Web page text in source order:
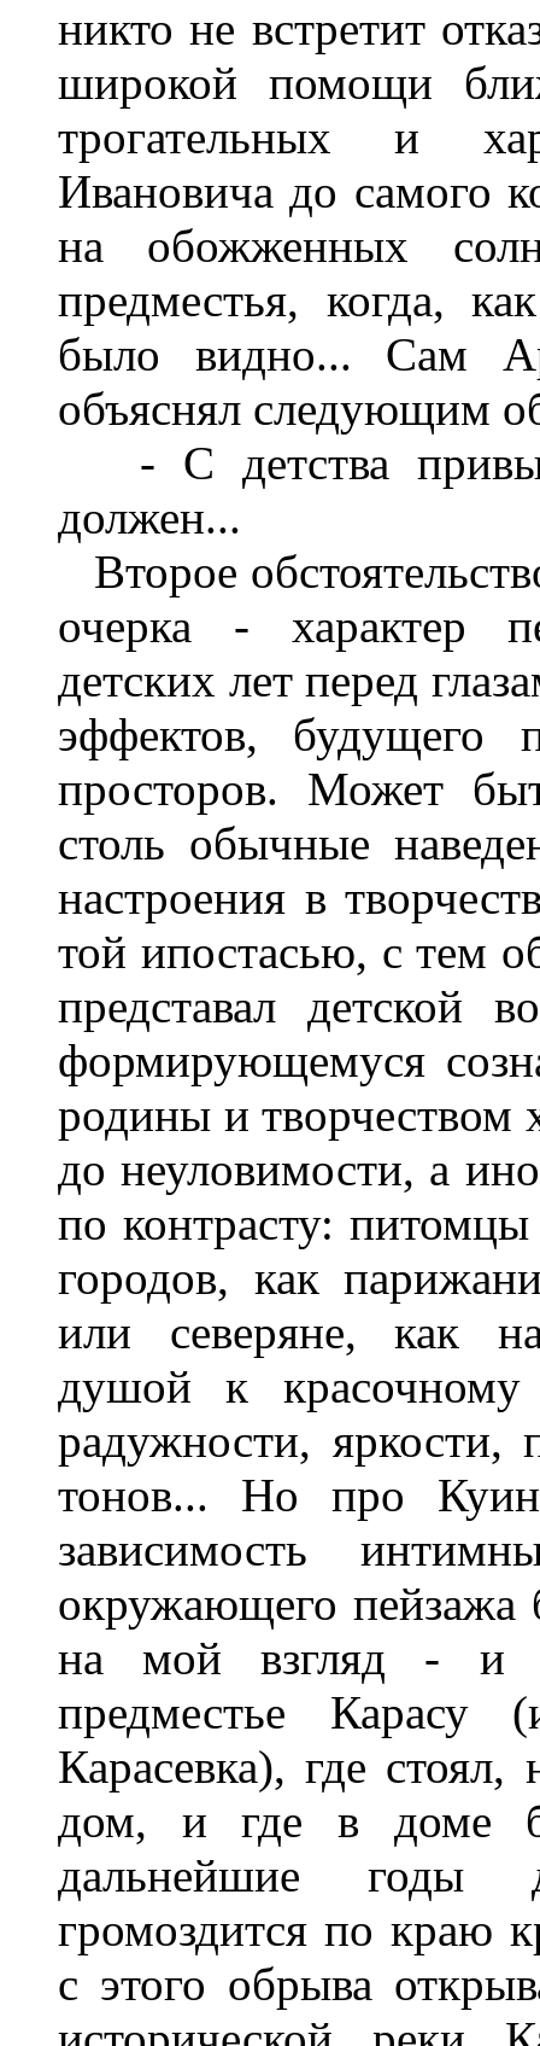
никто не встретит
широкой помощи
трогательных и
Ивановича до самого
на обожженных
предместья, когда,
было видно... Сам
объяснял следующим
- С детства
должен...
Второе
очерка - характер
детских лет перед
эффектов, будущего
просторов. Может
столь обычные
настроения в
той ипостасью, с тем
представал детской
формирующемуся
родины и творчеством
до неуловимости, а
по контрасту:
городов, как
или северяне, как
душой к красочному
радужности,
тонов... Но про
зависимость
окружающего пейзажа
на мой взгляд - и
предместье Карасу
Карасевка), где
дом, и где в доме
дальнейшие годы
громоздится по краю
с этого обрыва